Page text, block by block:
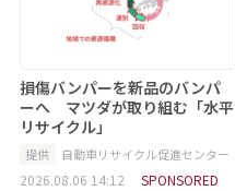
損傷バンパーを新品のバンパ
ーへ マツダが取り組む「水平
リサイクル」
提供 自動車リサイクル促進センター
2026.08.06 14:12 SPONSORED